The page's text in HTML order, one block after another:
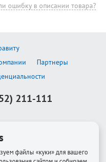
ошибку в описании товара?
Партнеры
211-111
файлы «куки» для вашего